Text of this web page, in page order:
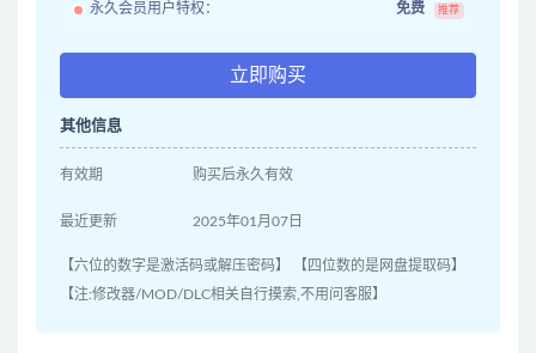
永久会员用户特权： 免费 推荐
立即购买
其他信息
有效期 购买后永久有效
最近更新 2025年01月07日
【六位的数字是激活码或解压密码】 【四位数的是网盘提取码】
【注:修改器/MOD/DLC相关自行摸索,不用问客服】